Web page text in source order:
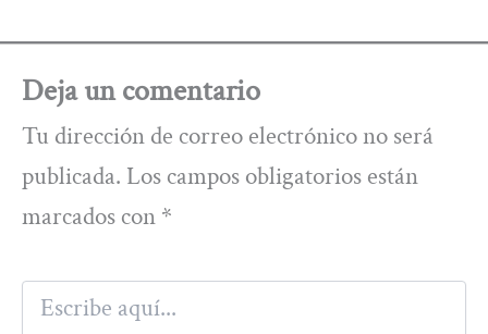
Deja un comentario
Tu dirección de correo electrónico no será
publicada. Los campos obligatorios están
marcados con *
Escribe
aquí...